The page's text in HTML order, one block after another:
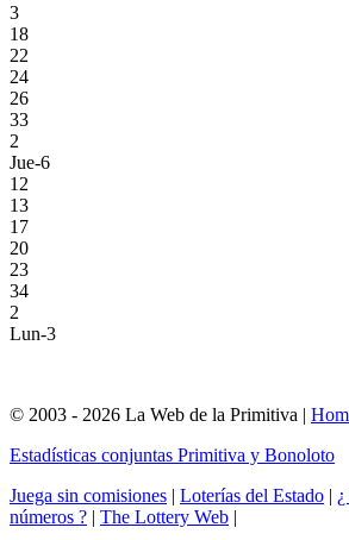
3
18
22
24
26
33
2
Jue-6
12
13
17
20
23
34
2
Lun-3
© 2003 - 2026 La Web de la Primitiva |
Estadísticas conjuntas Primitiva y Bonoloto
Juega sin comisiones | Loterías del Estado |
números ? | The Lottery Web |